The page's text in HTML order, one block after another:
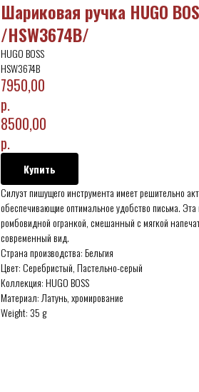
Шариковая ручка HUGO
/HSW3674B/
HUGO BOSS
HSW3674B
7950,00
р.
8500,00
р.
Купить
Силуэт пишущего инструмента имеет решительно
обеспечивающие оптимальное удобство письма.
ромбовидной огранкой, смешанный с мягкой
современный вид.
Страна производства: Бельгия
Цвет: Серебристый, Пастельно-серый
Коллекция: HUGO BOSS
Материал: Латунь, хромирование
Weight: 35 g